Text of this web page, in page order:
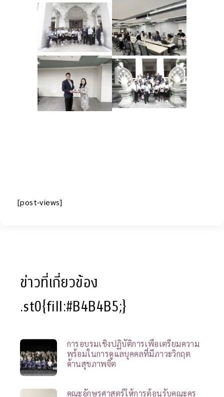
[post-views]
ข่าวที่เกี่ยวข้อง
.st0{fill:#B4B4B5;}
การอบรมเชิงปฏิบัติการเพื่อเตรียมความ
พร้อมในการดูแลบุคคลที่มีภาวะวิกฤต
ด้านสุขภาพจิต
คณะอักษรศาสตร์ให้การต้อนรับคณะครู